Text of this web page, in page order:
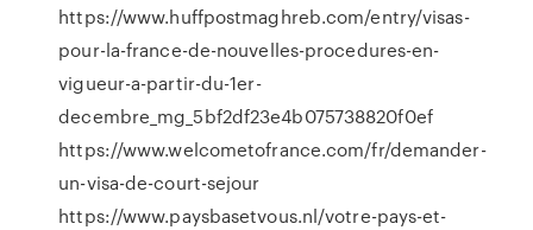
https://www.huffpostmaghreb.com/entry/visas-
pour-la-france-de-nouvelles-procedures-en-
vigueur-a-partir-du-1er-
decembre_mg_5bf2df23e4b075738820f0ef
https://www.welcometofrance.com/fr/demander-
un-visa-de-court-sejour
https://www.paysbasetvous.nl/votre-pays-et-